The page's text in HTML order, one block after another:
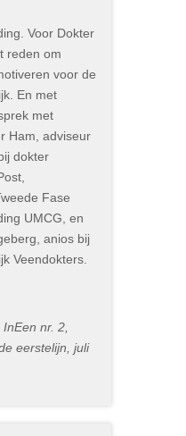
Voor Dokter
reden om
voor de
En met
met
Ham, adviseur
dokter
Fase
UMCG, en
anios bij
Veendokters.
nr. 2,
eerstelijn, juli